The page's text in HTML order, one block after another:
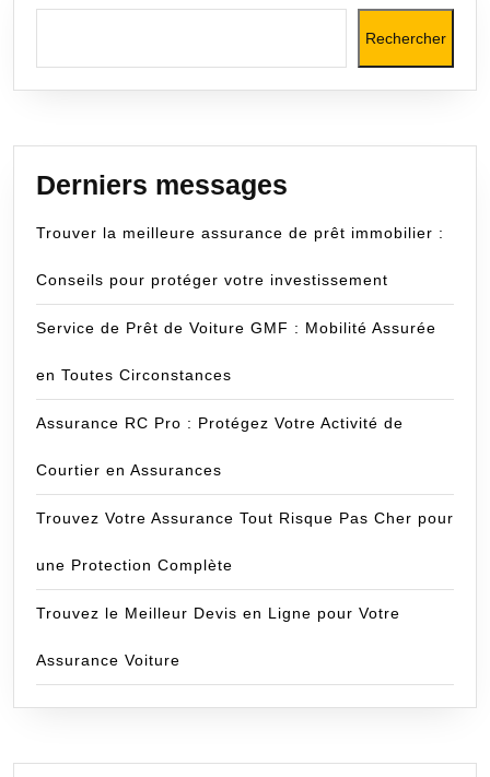
Rechercher
Derniers messages
Trouver la meilleure assurance de prêt immobilier :
Conseils pour protéger votre investissement
Service de Prêt de Voiture GMF : Mobilité Assurée
en Toutes Circonstances
Assurance RC Pro : Protégez Votre Activité de
Courtier en Assurances
Trouvez Votre Assurance Tout Risque Pas Cher pour
une Protection Complète
Trouvez le Meilleur Devis en Ligne pour Votre
Assurance Voiture